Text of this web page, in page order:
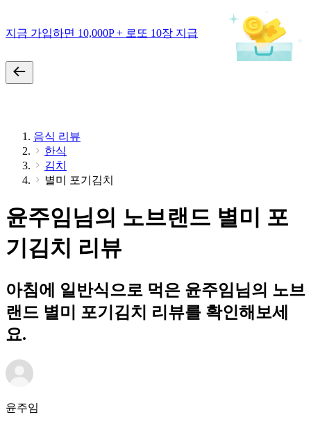
지금 가입하면 10,000P + 로또 10장 지급
음식 리뷰
한식
김치
별미 포기김치
윤주임님의 노브랜드 별미 포
기김치 리뷰
아침에 일반식으로 먹은 윤주임님의 노브
랜드 별미 포기김치 리뷰를 확인해보세
요.
윤주임